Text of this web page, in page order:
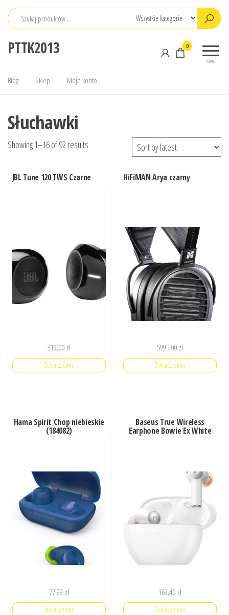
Przejdź
PTTK2013
Menu
0
Blog Sklep Moje konto
Słuchawki
Showing 1–16 of 92 results
JBL Tune 120 TWS Czarne
319,00 zł
Zobacz cenę
HiFiMAN Arya czarny
5995,00 zł
Zobacz cenę
Hama Spirit Chop niebieskie
(184082)
77,99 zł
Zobacz cenę
Baseus True Wireless
Earphone Bowie Ex White
163,40 zł
Zobacz cenę